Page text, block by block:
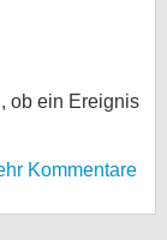
ob ein Ereignis
Kommentare